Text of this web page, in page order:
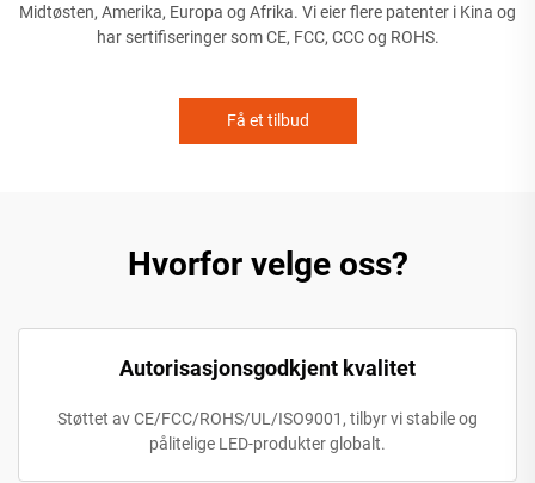
Midtøsten, Amerika, Europa og Afrika. Vi eier flere patenter i Kina og
har sertifiseringer som CE, FCC, CCC og ROHS.
Få et tilbud
Hvorfor velge oss?
Autorisasjonsgodkjent kvalitet
Støttet av CE/FCC/ROHS/UL/ISO9001, tilbyr vi stabile og
pålitelige LED-produkter globalt.